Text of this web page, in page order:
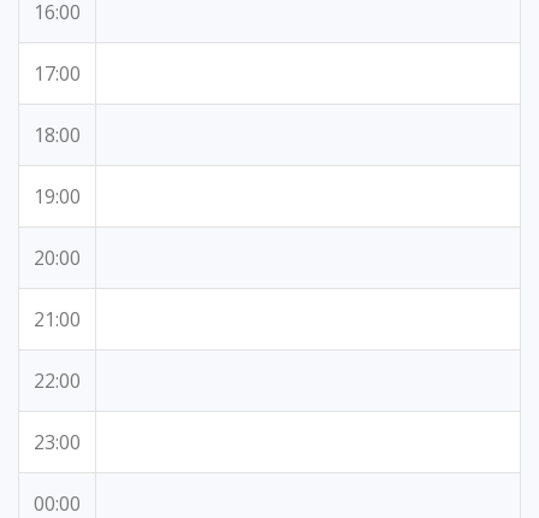
16:00
17:00
18:00
19:00
20:00
21:00
22:00
23:00
00:00